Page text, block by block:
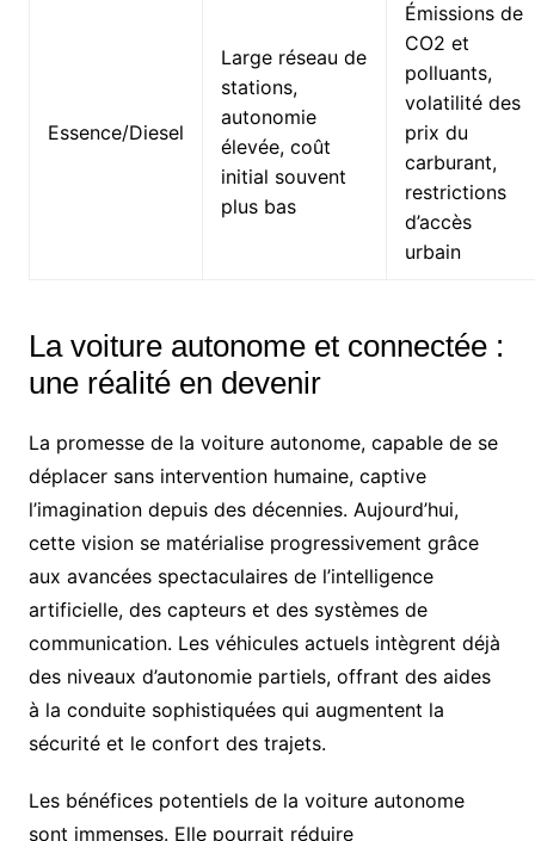
Essence/Diesel
Large réseau de
stations,
autonomie
élevée, coût
initial souvent
plus bas
Émissions de
CO2 et
polluants,
volatilité des
prix du
carburant,
restrictions
d’accès
urbain
La voiture autonome et connectée :
une réalité en devenir
La promesse de la voiture autonome, capable de se
déplacer sans intervention humaine, captive
l’imagination depuis des décennies. Aujourd’hui,
cette vision se matérialise progressivement grâce
aux avancées spectaculaires de l’intelligence
artificielle, des capteurs et des systèmes de
communication. Les véhicules actuels intègrent déjà
des niveaux d’autonomie partiels, offrant des aides
à la conduite sophistiquées qui augmentent la
sécurité et le confort des trajets.
Les bénéfices potentiels de la voiture autonome
sont immenses. Elle pourrait réduire